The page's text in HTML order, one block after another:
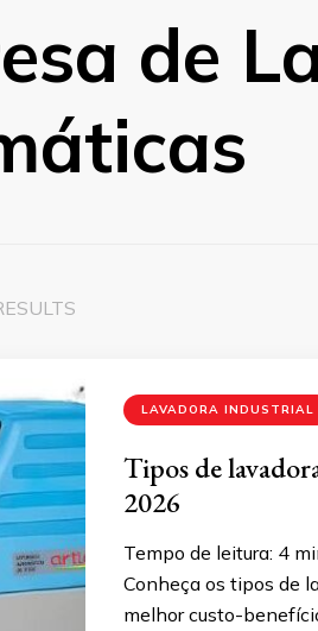
de
LAVADORA INDUSTRIAL
Tipos de
2026
Tempo de leitura: 4
Conheça os tipos de
melhor custo-